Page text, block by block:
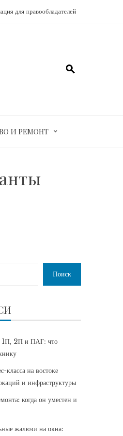
для правообладателей
И РЕМОНТ
Поиск
1П, 2П и ПАГ: что
класса на востоке
и инфраструктуры
когда он уместен и
жалюзи на окна: